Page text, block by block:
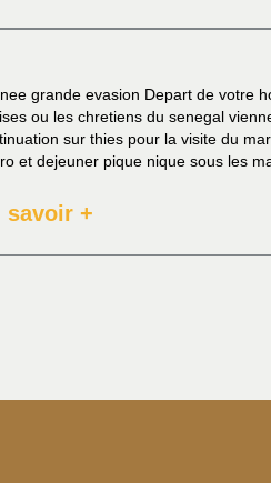
grande evasion Depart de votre
ou les chretiens du senegal
sur thies pour la visite du
et dejeuner pique nique sous les
savoir +